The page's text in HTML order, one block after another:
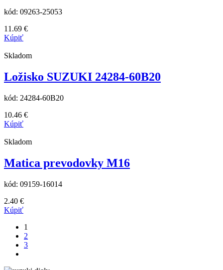
kód: 09263-25053
11.69 €
Kúpiť
Skladom
Ložisko SUZUKI 24284-60B20
kód: 24284-60B20
10.46 €
Kúpiť
Skladom
Matica prevodovky M16
kód: 09159-16014
2.40 €
Kúpiť
1
2
3